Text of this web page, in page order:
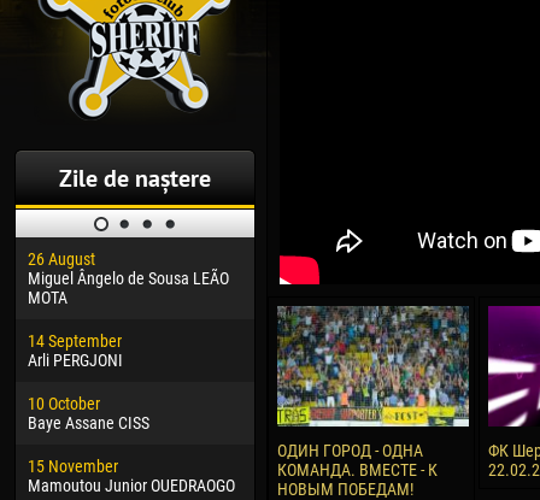
Zile de naștere
26 August
Miguel Ângelo de Sousa LEÃO
MOTA
14 September
Arli PERGJONI
10 October
Baye Assane CISS
15 November
Mamoutou Junior OUEDRAOGO
30 January
Dhoraso Moreo KLAS
24 February
Vladislav COSTIN
02 March
Veaceslav COZMA
09 March
Emmanuel AFETSE
04
13
24
15
ОДИН ГОРОД - ОДНА
КОМАНДА. ВМЕСТЕ - К
НОВЫМ ПОБЕДАМ!
ФК